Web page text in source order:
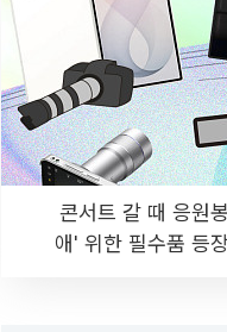
콘서트 갈 때 응원
애' 위한 필수품 등